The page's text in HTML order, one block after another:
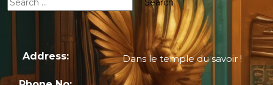
Address: Dans le temple du savoir !